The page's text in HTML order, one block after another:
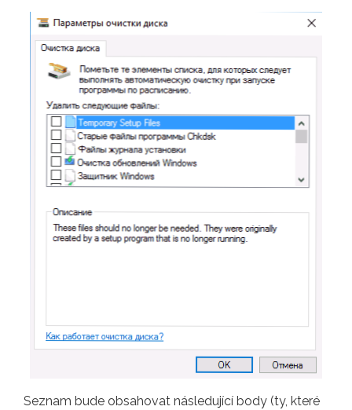
Seznam bude obsahovat následující body (ty, které